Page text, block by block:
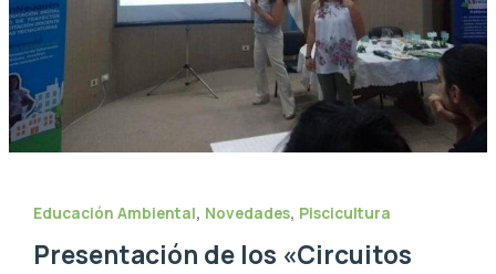
Educación Ambiental, Novedades, Piscicultura
Presentación de los «Circuitos